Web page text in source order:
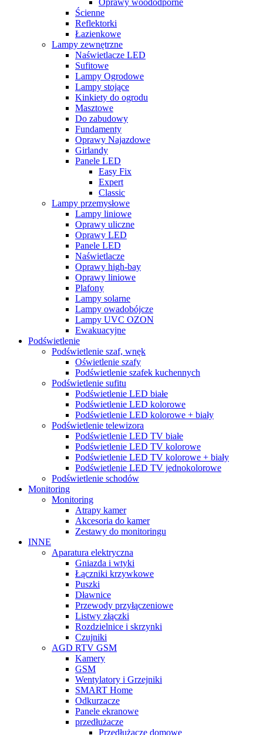
Oprawy woododporne
Ścienne
Reflektorki
Łazienkowe
Lampy zewnętrzne
Naświetlacze LED
Sufitowe
Lampy Ogrodowe
Lampy stojące
Kinkiety do ogrodu
Masztowe
Do zabudowy
Fundamenty
Oprawy Najazdowe
Girlandy
Panele LED
Easy Fix
Expert
Classic
Lampy przemysłowe
Lampy liniowe
Oprawy uliczne
Oprawy LED
Panele LED
Naświetlacze
Oprawy high-bay
Oprawy liniowe
Plafony
Lampy solarne
Lampy owadobójcze
Lampy UVC OZON
Ewakuacyjne
Podświetlenie
Podświetlenie szaf, wnęk
Oświetlenie szafy
Podświetlenie szafek kuchennych
Podświetlenie sufitu
Podświetlenie LED białe
Podświetlenie LED kolorowe
Podświetlenie LED kolorowe + biały
Podświetlenie telewizora
Podświetlenie LED TV białe
Podświetlenie LED TV kolorowe
Podświetlenie LED TV kolorowe + biały
Podświetlenie LED TV jednokolorowe
Podświetlenie schodów
Monitoring
Monitoring
Atrapy kamer
Akcesoria do kamer
Zestawy do monitoringu
INNE
Aparatura elektryczna
Gniazda i wtyki
Łączniki krzywkowe
Puszki
Dławnice
Przewody przyłączeniowe
Listwy złączki
Rozdzielnice i skrzynki
Czujniki
AGD RTV GSM
Kamery
GSM
Wentylatory i Grzejniki
SMART Home
Odkurzacze
Panele ekranowe
przedłużacze
Przedłużacze domowe